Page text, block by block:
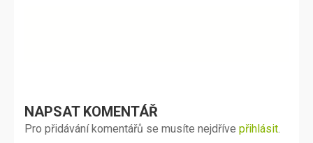
NAPSAT KOMENTÁŘ
Pro přidávání komentářů se musíte nejdříve přihlásit.